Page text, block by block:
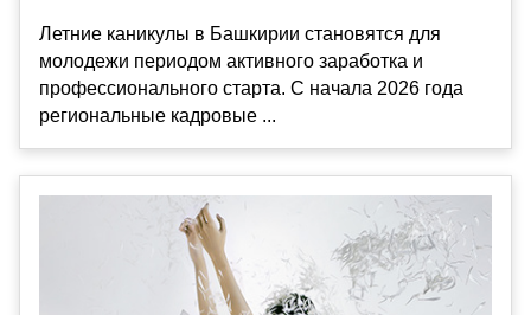
Летние каникулы в Башкирии становятся для
молодежи периодом активного заработка и
профессионального старта. С начала 2026 года
региональные кадровые ...